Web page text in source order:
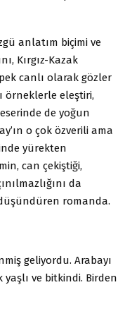
anlatım biçimi ve
Kırgız-Kazak
canlı olarak gözler
örneklerle eleştiri,
de yoğun
o çok özverili ama
yürekten
can çekiştiği,
da
romanda.
geliyordu. Arabayı
ve bitkindi. Birden